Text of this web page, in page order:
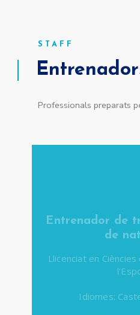
STAFF
Professionals preparats
Entrenador de
de
Llicenciat en
Idiomes: